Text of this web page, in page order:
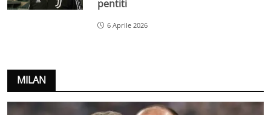
pentiti
6 Aprile 2026
MILAN